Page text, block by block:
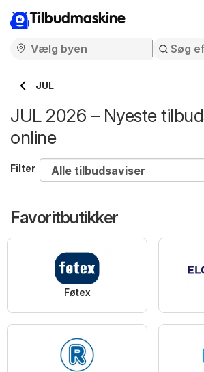
Tilbudmaskine
JUL
JUL 2026 – Nyeste
online
Filter
Favoritbutikker
Føtex